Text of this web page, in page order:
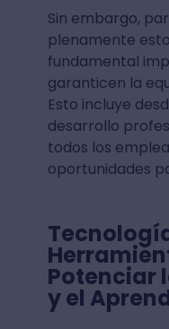
Sin embargo,
plenamente
fundamental
garanticen la
Esto incluye
desarrollo
todos los
oportunidades
Potenciar
y el